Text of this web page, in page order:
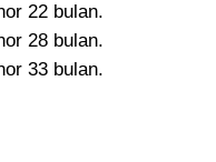
22 bulan.
28 bulan.
33 bulan.